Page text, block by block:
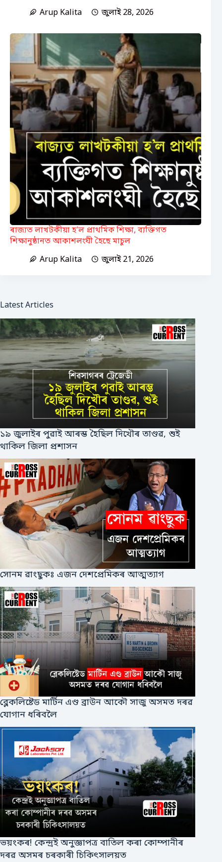
Arup Kalita
জুলাই 28, 2026
ৰাজ্যত লাখটকীয়া হ’ল প্ৰাথমিক শিক্ষা, ব্যক্তিগত
শিক্ষানুষ্ঠানত আকাশলংঘী হৈছে মাচুল
Arup Kalita
জুলাই 21, 2026
Latest Articles
১৯ জুলাইৰ পুৱাই আৰম্ভ হৈছিল দিখৌৰ তাণ্ডৱ, শুই
থাকিল জিলা প্ৰশাসন
সোনম ৱাংছুকঃ এজন দেশপ্ৰেমিকৰ আত্মত্যাগ
ব্লেকলিষ্টেড মাৰ্টিন এণ্ড ব্ৰাউন আকৌ সাজু অসমত দৰৱ
যোগান ধৰিবলৈ
ভয়ংকৰ! কেন্দ্ৰই অনুজ্ঞাপত্ৰ বাতিল কৰা কোম্পানীৰ
দৰৱ অসমৰ চৰকাৰী চিকিৎসালয়ত